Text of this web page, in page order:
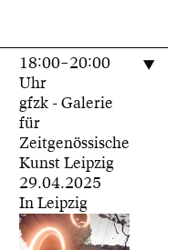
18:00–20:00
Uhr
gfzk - Galerie
für
Zeitgenössische
Kunst Leipzig
29.04.2025
In Leipzig